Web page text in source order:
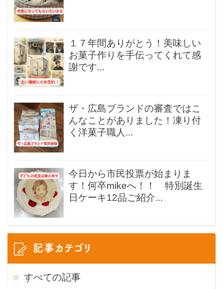
１７年間ありがとう！美味しい
お菓子作りを手伝ってくれて感
謝です...
ザ・広島ブランドの審査ではこ
んなことがありました！凍り付
く洋菓子職人...
今日から市民投票が始まりま
す！何卒mikeへ！！ 特別誕生
日ケーキ12品ご紹介...
記事カテゴリ
すべての記事